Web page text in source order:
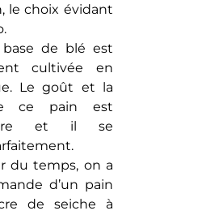
le choix évidant
de blé est
cultivée en
Le goût et la
ce pain est
et il se
du temps, on a
d’un pain
de seiche à